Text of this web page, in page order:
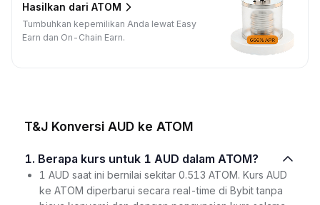
Hasilkan dari ATOM
Tumbuhkan kepemilikan Anda lewat Easy
Earn dan On-Chain Earn.
T&J Konversi AUD ke ATOM
1. Berapa kurs untuk 1 AUD dalam ATOM?
1 AUD saat ini bernilai sekitar 0.513 ATOM. Kurs AUD
ke ATOM diperbarui secara real-time di Bybit tanpa